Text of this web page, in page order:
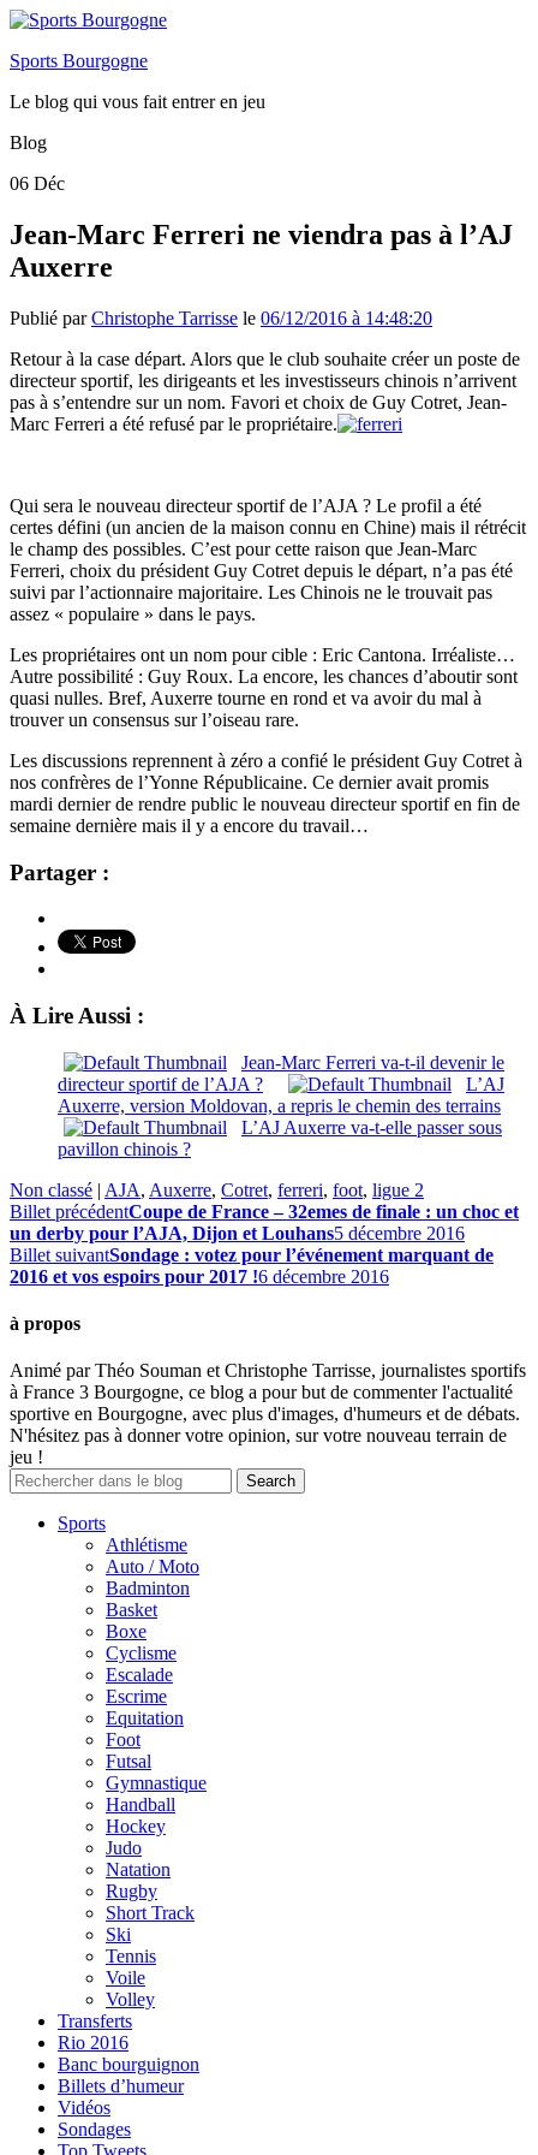
Sports Bourgogne
Le blog qui vous fait entrer en jeu
Blog
06 Déc
Jean-Marc Ferreri ne viendra pas à l’AJ
Auxerre
Publié parChristophe Tarrisse le 06/12/2016 à 14:48:20
Retour à la case départ. Alors que le club souhaite créer un poste de
directeur sportif, les dirigeants et les investisseurs chinois n’arrivent
pas à s’entendre sur un nom. Favori et choix de Guy Cotret, Jean-
Marc Ferreri a été refusé par le propriétaire.
Qui sera le nouveau directeur sportif de l’AJA ? Le profil a été
certes défini (un ancien de la maison connu en Chine) mais il rétrécit
le champ des possibles. C’est pour cette raison que Jean-Marc
Ferreri, choix du président Guy Cotret depuis le départ, n’a pas été
suivi par l’actionnaire majoritaire. Les Chinois ne le trouvait pas
assez « populaire » dans le pays.
Les propriétaires ont un nom pour cible : Eric Cantona. Irréaliste…
Autre possibilité : Guy Roux. La encore, les chances d’aboutir sont
quasi nulles. Bref, Auxerre tourne en rond et va avoir du mal à
trouver un consensus sur l’oiseau rare.
Les discussions reprennent à zéro a confié le président Guy Cotret à
nos confrères de l’Yonne Républicaine. Ce dernier avait promis
mardi dernier de rendre public le nouveau directeur sportif en fin de
semaine dernière mais il y a encore du travail…
Partager :
À Lire Aussi :
Jean-Marc Ferreri va-t-il devenir le
directeur sportif de l’AJA ?
L’AJ
Auxerre, version Moldovan, a repris le chemin des terrains
L’AJ Auxerre va-t-elle passer sous
pavillon chinois ?
Non classé | AJA, Auxerre, Cotret, ferreri, foot, ligue 2
Billet précédentCoupe de France – 32emes de finale : un choc et
un derby pour l’AJA, Dijon et Louhans5 décembre 2016
Billet suivantSondage : votez pour l’événement marquant de
2016 et vos espoirs pour 2017 !6 décembre 2016
à propos
Animé par Théo Souman et Christophe Tarrisse, journalistes sportifs
à France 3 Bourgogne, ce blog a pour but de commenter l'actualité
sportive en Bourgogne, avec plus d'images, d'humeurs et de débats.
N'hésitez pas à donner votre opinion, sur votre nouveau terrain de
jeu !
Sports
Athlétisme
Auto / Moto
Badminton
Basket
Boxe
Cyclisme
Escalade
Escrime
Equitation
Foot
Futsal
Gymnastique
Handball
Hockey
Judo
Natation
Rugby
Short Track
Ski
Tennis
Voile
Volley
Transferts
Rio 2016
Banc bourguignon
Billets d’humeur
Vidéos
Sondages